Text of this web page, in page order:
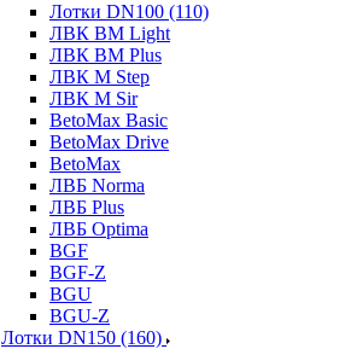
Лотки DN100 (110)
ЛВК ВМ Light
ЛВК ВМ Plus
ЛВК М Step
ЛВК М Sir
BetoMax Basic
BetoMax Drive
BetoMax
ЛВБ Norma
ЛВБ Plus
ЛВБ Optima
BGF
BGF-Z
BGU
BGU-Z
Лотки DN150 (160)